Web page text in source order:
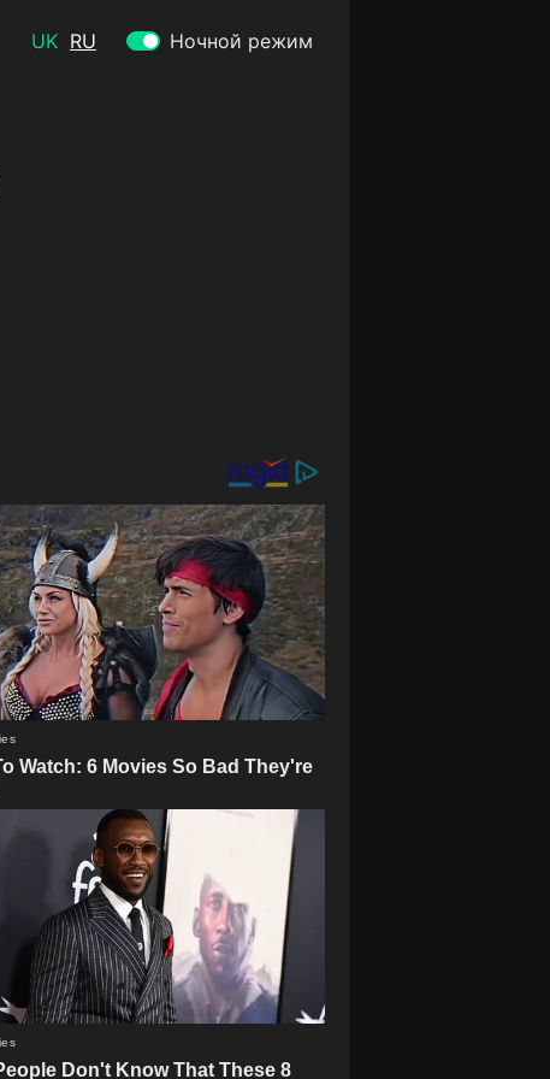
UK RU Ночной режим